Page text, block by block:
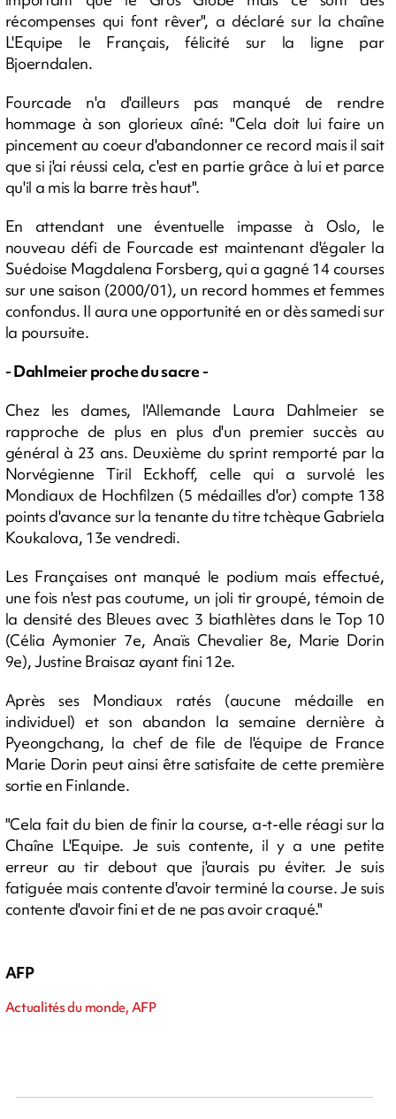
récompenses qui font rêver", a déclaré sur la chaîne
L'Equipe le Français, félicité sur la ligne par
Bjoerndalen.
Fourcade n'a d'ailleurs pas manqué de rendre
hommage à son glorieux aîné: "Cela doit lui faire un
pincement au coeur d'abandonner ce record mais il sait
que si j'ai réussi cela, c'est en partie grâce à lui et parce
qu'il a mis la barre très haut".
En attendant une éventuelle impasse à Oslo, le
nouveau défi de Fourcade est maintenant d'égaler la
Suédoise Magdalena Forsberg, qui a gagné 14 courses
sur une saison (2000/01), un record hommes et femmes
confondus. Il aura une opportunité en or dès samedi sur
la poursuite.
- Dahlmeier proche du sacre -
Chez les dames, l'Allemande Laura Dahlmeier se
rapproche de plus en plus d'un premier succès au
général à 23 ans. Deuxième du sprint remporté par la
Norvégienne Tiril Eckhoff, celle qui a survolé les
Mondiaux de Hochfilzen (5 médailles d'or) compte 138
points d'avance sur la tenante du titre tchèque Gabriela
Koukalova, 13e vendredi.
Les Françaises ont manqué le podium mais effectué,
une fois n'est pas coutume, un joli tir groupé, témoin de
la densité des Bleues avec 3 biathlètes dans le Top 10
(Célia Aymonier 7e, Anaïs Chevalier 8e, Marie Dorin
9e), Justine Braisaz ayant fini 12e.
Après ses Mondiaux ratés (aucune médaille en
individuel) et son abandon la semaine dernière à
Pyeongchang, la chef de file de l'équipe de France
Marie Dorin peut ainsi être satisfaite de cette première
sortie en Finlande.
"Cela fait du bien de finir la course, a-t-elle réagi sur la
Chaîne L'Equipe. Je suis contente, il y a une petite
erreur au tir debout que j'aurais pu éviter. Je suis
fatiguée mais contente d'avoir terminé la course. Je suis
contente d'avoir fini et de ne pas avoir craqué."
AFP
Actualités du monde, AFP